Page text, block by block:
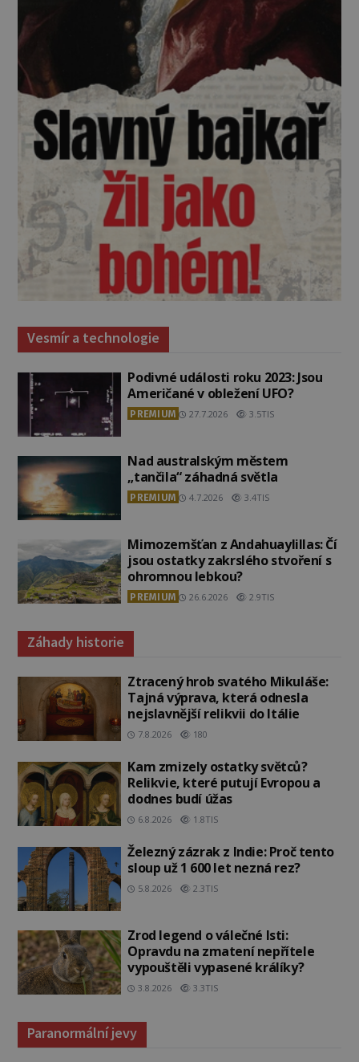
Vesmír a technologie
Podivné události roku 2023: Jsou
Američané v obležení UFO?
PREMIUM 27.7.2026 3.5TIS
Nad australským městem
„tančila“ záhadná světla
PREMIUM 4.7.2026 3.4TIS
Mimozemšťan z Andahuaylillas: Čí
jsou ostatky zakrslého stvoření s
ohromnou lebkou?
PREMIUM 26.6.2026 2.9TIS
Záhady historie
Ztracený hrob svatého Mikuláše:
Tajná výprava, která odnesla
nejslavnější relikvii do Itálie
7.8.2026 180
Kam zmizely ostatky světců?
Relikvie, které putují Evropou a
dodnes budí úžas
6.8.2026 1.8TIS
Železný zázrak z Indie: Proč tento
sloup už 1 600 let nezná rez?
5.8.2026 2.3TIS
Zrod legend o válečné lsti:
Opravdu na zmatení nepřítele
vypouštěli vypasené králíky?
3.8.2026 3.3TIS
Paranormální jevy